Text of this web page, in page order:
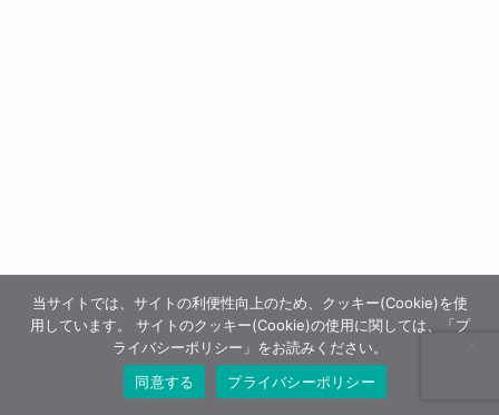
当サイトでは、サイトの利便性向上のため、クッキー(Cookie)を使
用しています。 サイトのクッキー(Cookie)の使用に関しては、「プ
ライバシーポリシー」をお読みください。
同意する
プライバシーポリシー